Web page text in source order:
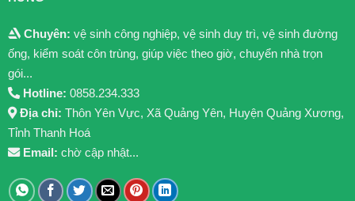
Chuyên: vệ sinh công nghiệp, vệ sinh duy trì, vệ sinh đường
ống, kiểm soát côn trùng, giúp việc theo giờ, chuyển nhà trọn
gói...
Hotline: 0858.234.333
Địa chỉ: Thôn Yên Vực, Xã Quảng Yên, Huyện Quảng Xương,
Tỉnh Thanh Hoá
Email: chờ cập nhật...